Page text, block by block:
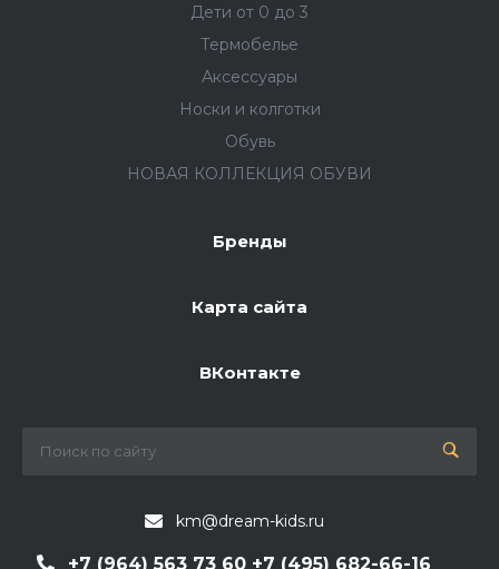
Дети от 0 до 3
Термобелье
Аксессуары
Носки и колготки
Обувь
НОВАЯ КОЛЛЕКЦИЯ ОБУВИ
Бренды
Карта сайта
ВКонтакте
km@dream-kids.ru
+7 (964) 563 73 60 +7 (495) 682-66-16